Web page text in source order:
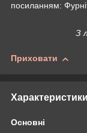
посиланням:
З
Приховати
Характеристики
Основні